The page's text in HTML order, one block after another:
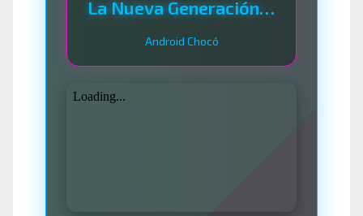
La Nueva Generación Del Sistema
Android Chocó